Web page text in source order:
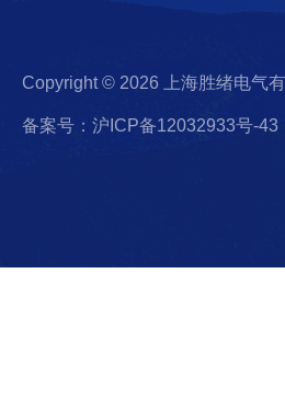
Copyright © 2026 上海胜绪电气
备案号：沪ICP备12032933号-43